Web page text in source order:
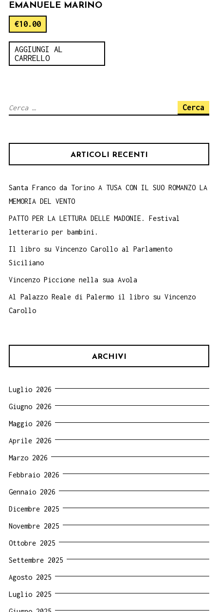
EMANUELE MARINO
€10.00
AGGIUNGI AL
CARRELLO
Ricerca
ARTICOLI RECENTI
Santa Franco da Torino A TUSA CON IL SUO ROMANZO LA
MEMORIA DEL VENTO
PATTO PER LA LETTURA DELLE MADONIE. Festival
letterario per bambini.
Il libro su Vincenzo Carollo al Parlamento
Siciliano
Vincenzo Piccione nella sua Avola
Al Palazzo Reale di Palermo il libro su Vincenzo
Carollo
ARCHIVI
Luglio 2026
Giugno 2026
Maggio 2026
Aprile 2026
Marzo 2026
Febbraio 2026
Gennaio 2026
Dicembre 2025
Novembre 2025
Ottobre 2025
Settembre 2025
Agosto 2025
Luglio 2025